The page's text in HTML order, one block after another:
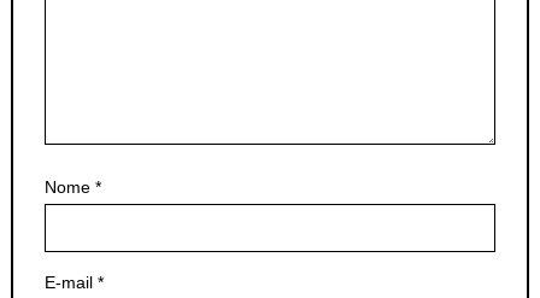
Nome *
E-mail *